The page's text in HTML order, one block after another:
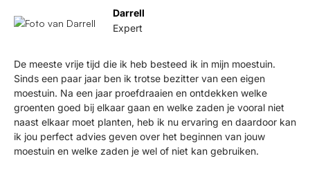
Darrell
Expert
De meeste vrije tijd die ik heb besteed ik in mijn moestuin.
Sinds een paar jaar ben ik trotse bezitter van een eigen
moestuin. Na een jaar proefdraaien en ontdekken welke
groenten goed bij elkaar gaan en welke zaden je vooral niet
naast elkaar moet planten, heb ik nu ervaring en daardoor kan
ik jou perfect advies geven over het beginnen van jouw
moestuin en welke zaden je wel of niet kan gebruiken.